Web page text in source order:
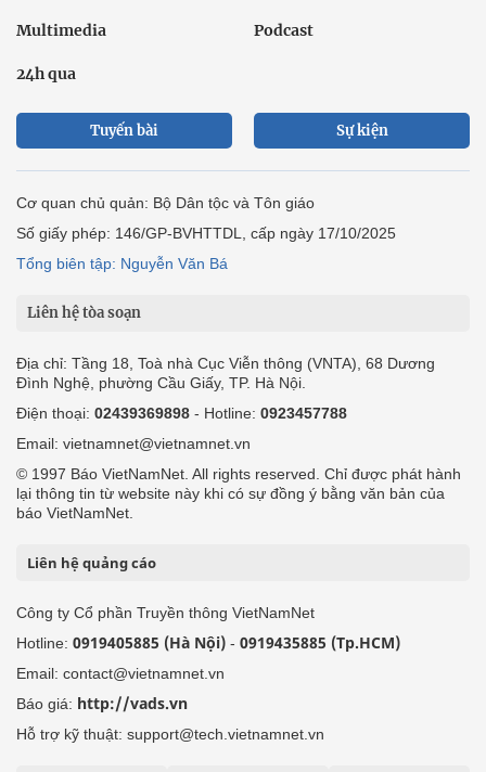
Multimedia Podcast
24h qua
Tuyến bài Sự kiện
Cơ quan chủ quản: Bộ Dân tộc và Tôn giáo
Số giấy phép: 146/GP-BVHTTDL, cấp ngày 17/10/2025
Tổng biên tập: Nguyễn Văn Bá
Liên hệ tòa soạn
Địa chỉ: Tầng 18, Toà nhà Cục Viễn thông (VNTA), 68 Dương
Đình Nghệ, phường Cầu Giấy, TP. Hà Nội.
Điện thoại: 02439369898 - Hotline: 0923457788
Email: vietnamnet@vietnamnet.vn
© 1997 Báo VietNamNet. All rights reserved. Chỉ được phát hành
lại thông tin từ website này khi có sự đồng ý bằng văn bản của
báo VietNamNet.
Liên hệ quảng cáo
Công ty Cổ phần Truyền thông VietNamNet
Hotline: 0919405885 (Hà Nội) - 0919435885 (Tp.HCM)
Email: contact@vietnamnet.vn
Báo giá: http://vads.vn
Hỗ trợ kỹ thuật: support@tech.vietnamnet.vn